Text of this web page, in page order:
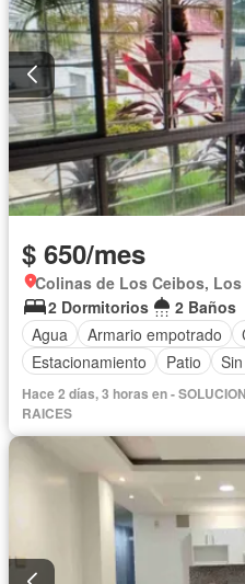
$ 650/mes
Colinas de Los Ceibos,
2 Dormitorios
2 Baños
Agua
Armario empotrado
Estacionamiento
Patio
Hace 2 días, 3 horas en -
RAICES